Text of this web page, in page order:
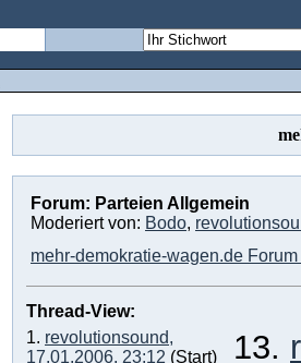
Forum: Parteien Allgemein
Moderiert von: Bodo,
mehr-demokratie-wagen.de
Thread-View:
1. revolutionsound,
17.01.2006, 23:12 (Start)
13.